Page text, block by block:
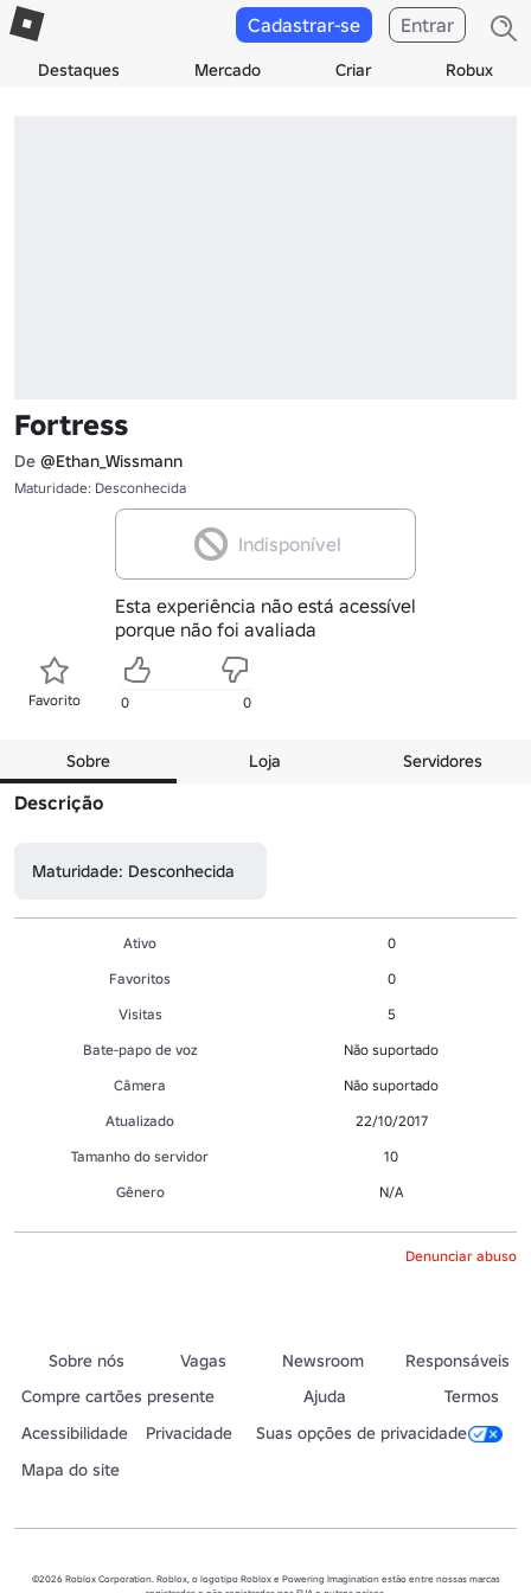
Destaques Mercado Criar Robux
Cadastrar-se Entrar
Fortress
De @Ethan_Wissmann
Maturidade: Desconhecida
Indisponível
Esta experiência não está acessível
porque não foi avaliada
Favorito 0 0
Sobre Loja Servidores
Descrição
Maturidade: Desconhecida
Ativo
0
Favoritos
0
Visitas
5
Bate-papo de voz
Não suportado
Câmera
Não suportado
Atualizado
22/10/2017
Tamanho do servidor
10
Gênero
N/A
Denunciar abuso
Sobre nós Vagas Newsroom
Responsáveis
Compre cartões presente
Ajuda
Termos
Acessibilidade
Privacidade
Suas opções de privacidade
Mapa do site
©2026 Roblox Corporation. Roblox, o logotipo Roblox e Powering Imagination estão entre nossas marcas